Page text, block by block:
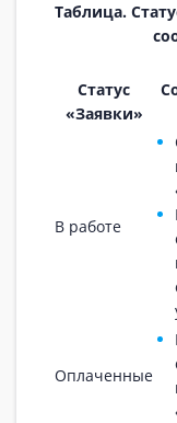
Таблица.
Статус
«Заявки»
В работе
Оплаченные